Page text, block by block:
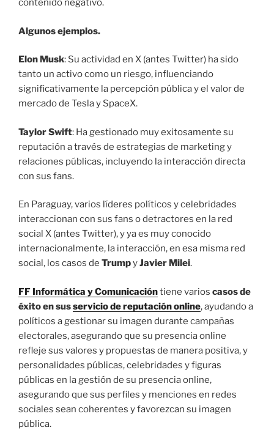
contenido negativo.
Algunos ejemplos.
Elon Musk: Su actividad en X (antes Twitter) ha sido
tanto un activo como un riesgo, influenciando
significativamente la percepción pública y el valor de
mercado de Tesla y SpaceX.
Taylor Swift: Ha gestionado muy exitosamente su
reputación a través de estrategias de marketing y
relaciones públicas, incluyendo la interacción directa
con sus fans.
En Paraguay, varios líderes políticos y celebridades
interaccionan con sus fans o detractores en la red
social X (antes Twitter), y ya es muy conocido
internacionalmente, la interacción, en esa misma red
social, los casos de TrumpyJavier Milei.
FF Informática y Comunicacióntiene varios casos de
éxito en susservicio de reputación online, ayudando a
políticos a gestionar su imagen durante campañas
electorales, asegurando que su presencia online
refleje sus valores y propuestas de manera positiva, y
personalidades públicas, celebridades y figuras
públicas en la gestión de su presencia online,
asegurando que sus perfiles y menciones en redes
sociales sean coherentes y favorezcan su imagen
pública.